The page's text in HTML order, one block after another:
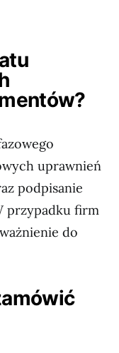
uprawnień
podpisanie
przypadku firm
do